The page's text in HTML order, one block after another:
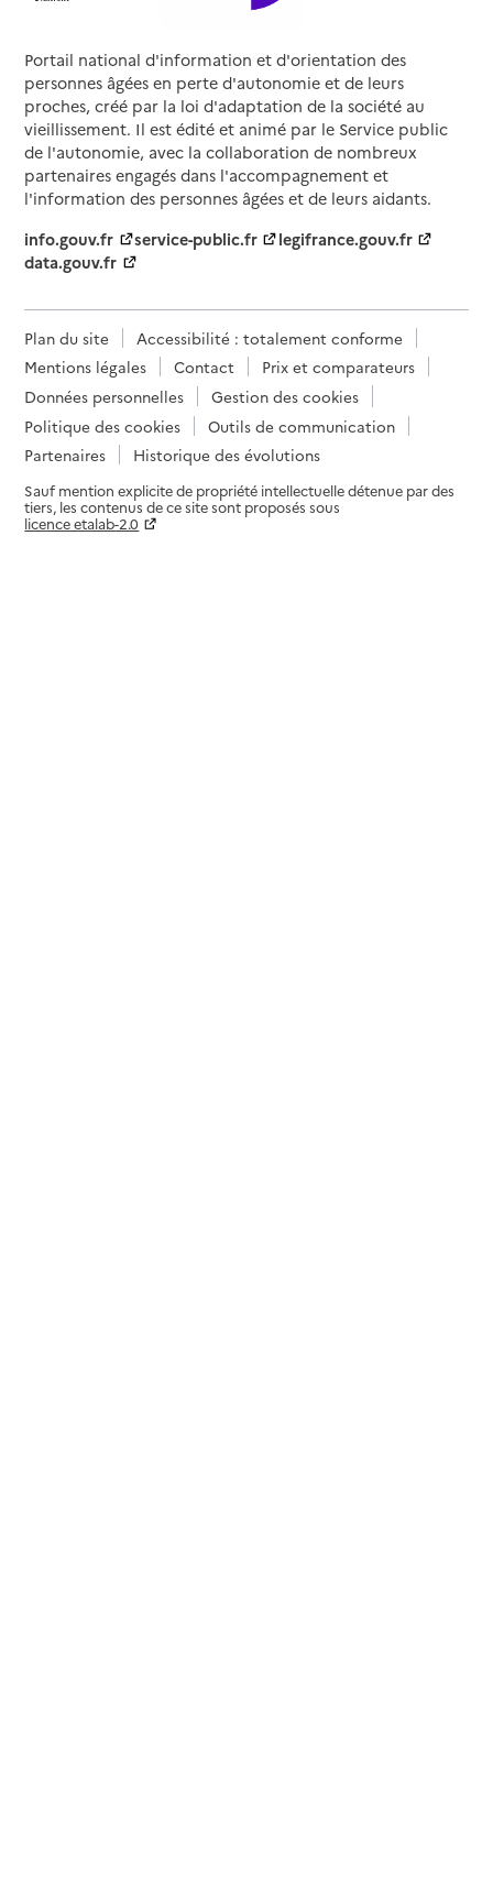
Portail national d'information et d'orientation des
personnes âgées en perte d'autonomie et de leurs
proches, créé par la loi d'adaptation de la société au
vieillissement. Il est édité et animé par le Service public
de l'autonomie, avec la collaboration de nombreux
partenaires engagés dans l'accompagnement et
l'information des personnes âgées et de leurs aidants.
info.gouv.fr
service-public.fr
legifrance.gouv.fr
data.gouv.fr
Plan du site
Accessibilité : totalement conforme
Mentions légales
Contact
Prix et comparateurs
Données personnelles
Gestion des cookies
Politique des cookies
Outils de communication
Partenaires
Historique des évolutions
Sauf mention explicite de propriété intellectuelle détenue par des
tiers, les contenus de ce site sont proposés sous
licence etalab-2.0